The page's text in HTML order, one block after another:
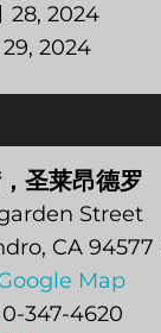
28, 2024
29, 2024
圣莱昂德罗
Street
, CA 94577
Map
347-4620